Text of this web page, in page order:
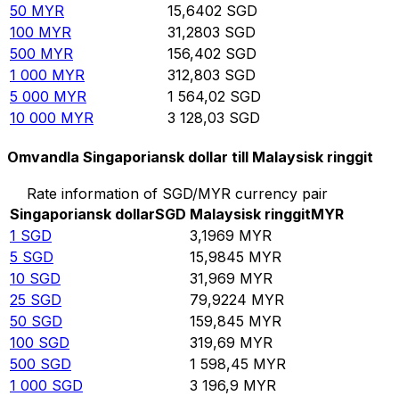
50 MYR 15,6402 SGD
100 MYR 31,2803 SGD
500 MYR 156,402 SGD
1 000 MYR 312,803 SGD
5 000 MYR 1 564,02 SGD
10 000 MYR 3 128,03 SGD
Omvandla Singaporiansk dollar till Malaysisk ringgit
Rate information of SGD/MYR currency pair
Singaporiansk dollarSGD Malaysisk ringgitMYR
1 SGD 3,1969 MYR
5 SGD 15,9845 MYR
10 SGD 31,969 MYR
25 SGD 79,9224 MYR
50 SGD 159,845 MYR
100 SGD 319,69 MYR
500 SGD 1 598,45 MYR
1 000 SGD 3 196,9 MYR